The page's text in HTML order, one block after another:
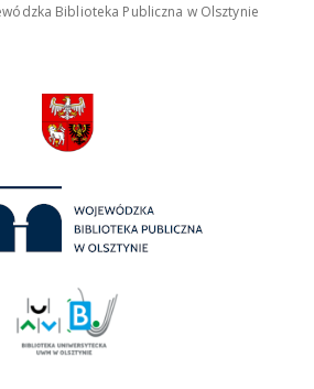
Biblioteka Publiczna w Olsztynie